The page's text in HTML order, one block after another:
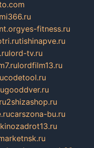
yes-fitness.ru
tishinapve.ru
lord-tv.ru
lordfilm13.ru
codetool.ru
gooddver.ru
2shizashop.ru
carszona-bu.ru
kinozadrot13.ru